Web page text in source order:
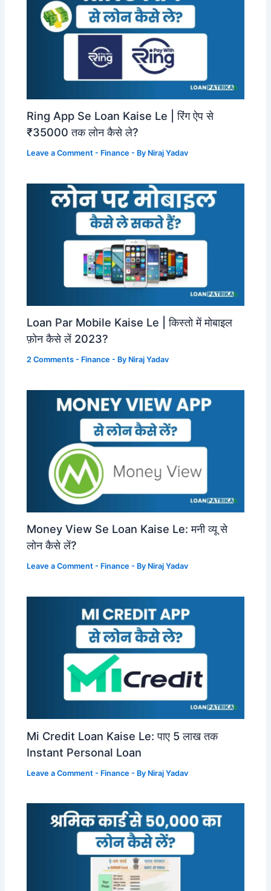
Ring App Se Loan Kaise Le | रिंग ऐप से
₹35000 तक लोन कैसे ले?
Leave a Comment - Finance - By Niraj Yadav
Loan Par Mobile Kaise Le | किस्तो में मोबाइल
फ़ोन कैसे लें 2023?
2 Comments - Finance - By Niraj Yadav
Money View Se Loan Kaise Le: मनी व्यू से
लोन कैसे लें?
Leave a Comment - Finance - By Niraj Yadav
Mi Credit Loan Kaise Le: पाए 5 लाख तक
Instant Personal Loan
Leave a Comment - Finance - By Niraj Yadav